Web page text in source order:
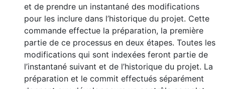
et de prendre un instantané des modifications
pour les inclure dans l’historique du projet. Cette
commande effectue la préparation, la première
partie de ce processus en deux étapes. Toutes les
modifications qui sont indexées feront partie de
l’instantané suivant et de l’historique du projet. La
préparation et le commit effectués séparément